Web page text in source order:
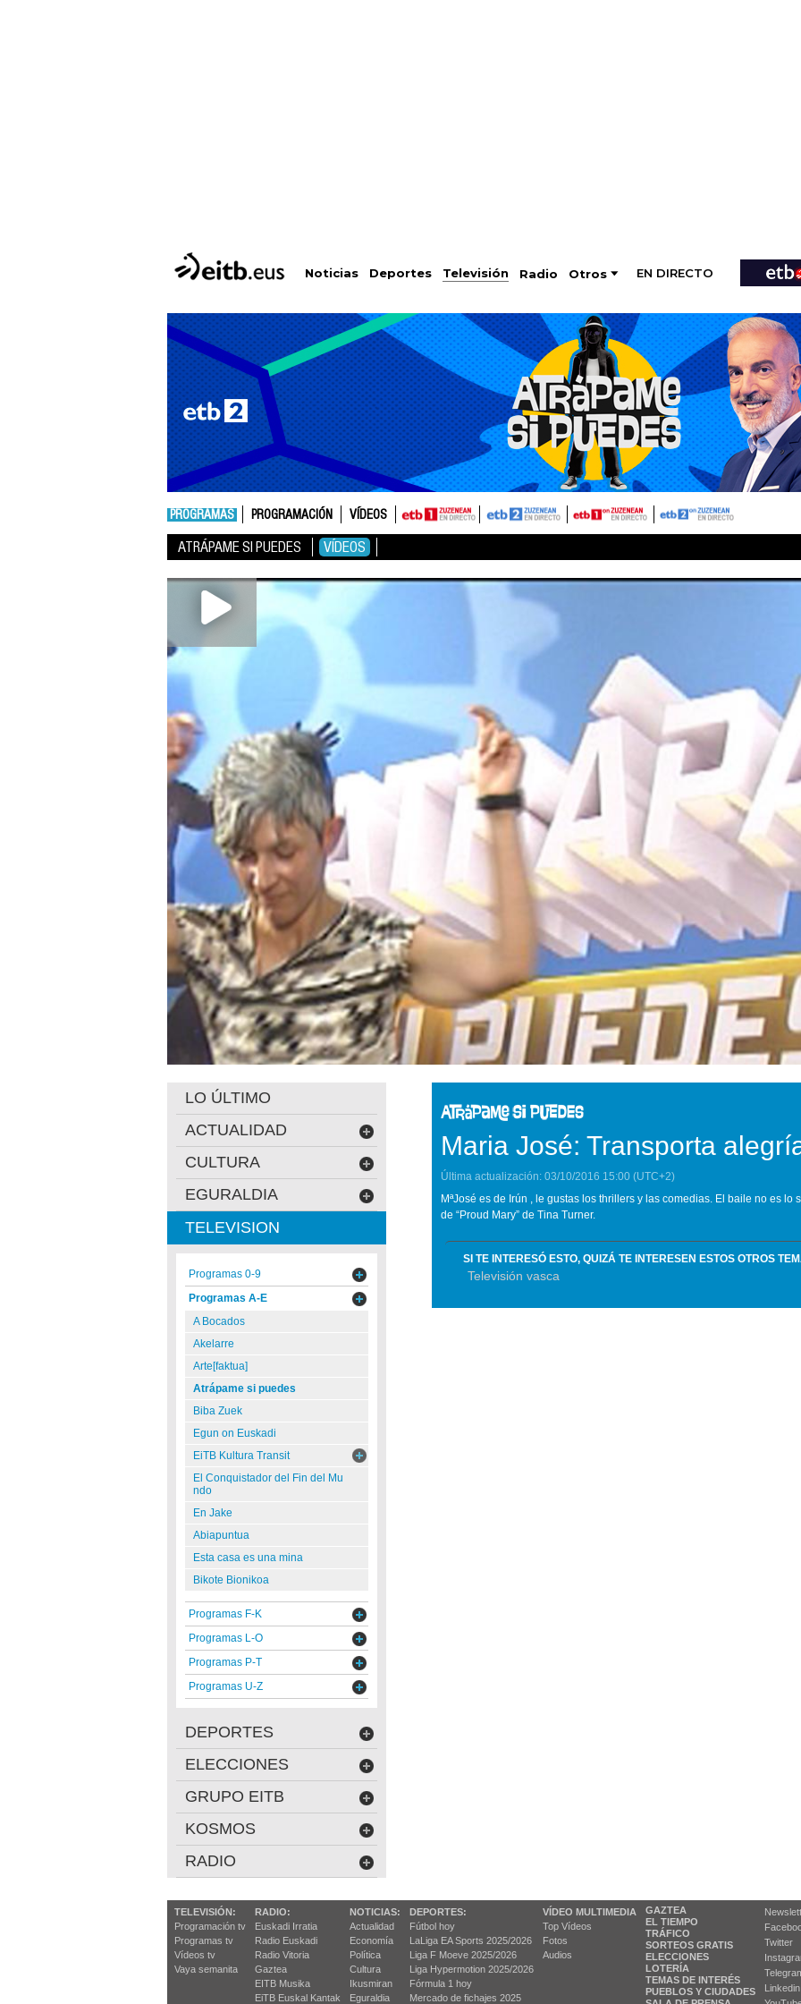
Noticias Deportes Televisión Radio Otros EN DIRECTO
PROGRAMAS PROGRAMACIÓN VÍDEOS
ATRÁPAME SI PUEDES VÍDEOS
Maria José: Transporta
Última actualización: 03/10/2016 15:00 (UTC+2)
MªJosé es de Irún , le gustas los thrillers y las comedias. El baile no es
de “Proud Mary” de Tina Turner.
SI TE INTERESÓ ESTO, QUIZÁ TE INTERESEN ESTOS OTROS
Televisión vasca
LO ÚLTIMO
ACTUALIDAD
CULTURA
EGURALDIA
TELEVISION
Programas 0-9
Programas A-E
A Bocados
Akelarre
Arte[faktua]
Atrápame si puedes
Biba Zuek
Egun on Euskadi
EiTB Kultura Transit
El Conquistador del Fin del Mu
ndo
En Jake
Abiapuntua
Esta casa es una mina
Bikote Bionikoa
Programas F-K
Programas L-O
Programas P-T
Programas U-Z
DEPORTES
ELECCIONES
GRUPO EITB
KOSMOS
RADIO
TELEVISIÓN:
Programación tv
Programas tv
Vídeos tv
Vaya semanita
RADIO:
Euskadi Irratia
Radio Euskadi
Radio Vitoria
Gaztea
EITB Musika
EiTB Euskal Kantak
NOTICIAS:
Actualidad
Economía
Política
Cultura
Ikusmiran
Eguraldia
DEPORTES:
Fútbol hoy
LaLiga EA Sports 2025/2026
Liga F Moeve 2025/2026
Liga Hypermotion 2025/2026
Fórmula 1 hoy
Mercado de fichajes 2025
VÍDEO MULTIMEDIA
Top Vídeos
Fotos
Audios
GAZTEA
EL TIEMPO
TRÁFICO
SORTEOS GRATIS
ELECCIONES
LOTERÍA
TEMAS DE INTERÉS
PUEBLOS Y CIUDADES
Twitter
Linkedin